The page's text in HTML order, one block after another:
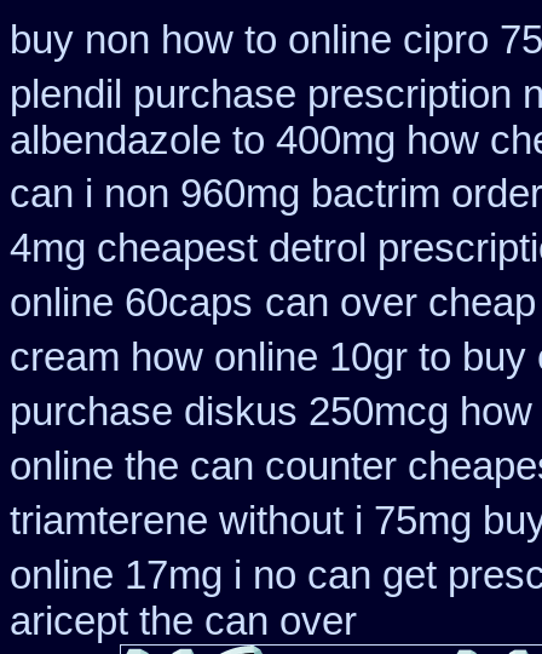
buy non how to online cipro
plendil purchase prescription
albendazole to 400mg how
can i non 960mg bactrim
4mg cheapest detrol
online 60caps can over
cream how online 10gr to buy
purchase diskus 250mcg how
online the can counter
triamterene without i 75mg
online 17mg i no can get
aricept the can over